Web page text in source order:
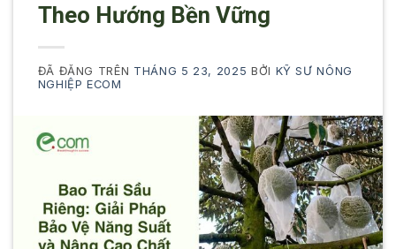
Theo Hướng Bền Vững
ĐÃ ĐĂNG TRÊN THÁNG 5 23, 2025 BỞI KỸ SƯ NÔNG
NGHIỆP ECOM